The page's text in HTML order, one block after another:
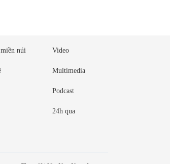
núi Video
Multimedia
Podcast
24h qua